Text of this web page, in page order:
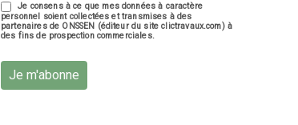
Je consens à ce que mes données à caractère
personnel soient collectées et transmises à des
partenaires de ONSSEN (éditeur du site clictravaux.com) à
des fins de prospection commerciales.
Je m'abonne